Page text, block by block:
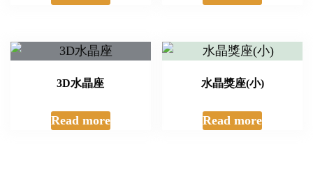
3D水晶座
Read more
水晶獎座(小)
Read more